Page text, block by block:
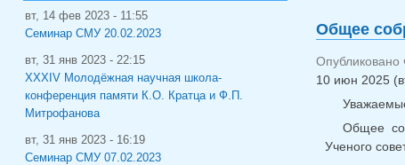
Общее
Опубликовано
10 июн 2025
Общее
Ученого
вт, 14 фев 2023 - 11:55
Семинар СМУ 20.02.2023
вт, 31 янв 2023 - 22:15
XXXIV Молодёжная научная школа-
конференция памяти К.О. Кратца и Ф.П.
Митрофанова
вт, 31 янв 2023 - 16:19
Семинар СМУ 07.02.2023